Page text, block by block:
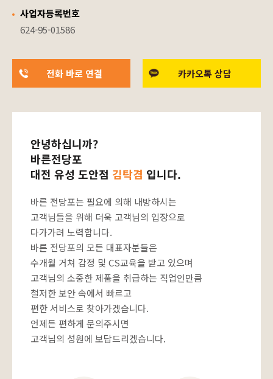
사업자등록번호
624-95-01586
전화 바로 연결 카카오톡 상담
안녕하십니까?
바른전당포
대전 유성 도안점 김탁겸 입니다.
바른 전당포는 필요에 의해 내방하시는
고객님들을 위해 더욱 고객님의 입장으로
다가가려 노력합니다.
바른 전당포의 모든 대표자분들은
수개월 거쳐 감정 및 CS교육을 받고 있으며
고객님의 소중한 제품을 취급하는 직업인만큼
철저한 보안 속에서 빠르고
편한 서비스로 찾아가겠습니다.
언제든 편하게 문의주시면
고객님의 성원에 보답드리겠습니다.